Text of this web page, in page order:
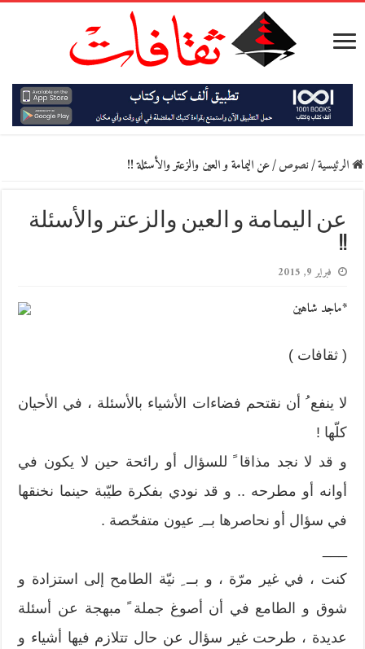
الرئيسية/نصوص/عن اليمامة و العين والزعتر والأسئلة !!
عن اليمامة و العين والزعتر والأسئلة
!!
فبراير 9, 2015
*ماجد شاهين
( ثقافات )
لا ينفع ُ أن نقتحم فضاءات الأشياء بالأسئلة ، في الأحيان
كلّها !
و قد لا نجد مذاقا ً للسؤال أو رائحة حين لا يكون في
أوانه أو مطرحه .. و قد نودي بفكرة طيّبة حينما نخنقها
في سؤال أو نحاصرها بــ ِ عيون متفحّصة .
كنت ، في غير مرّة ، و بــ ِ نيّة الطامح إلى استزادة و
شوق و الطامع في أن أصوغ جملة ً مبهجة عن أسئلة
عديدة ، طرحت غير سؤال عن حال تتلازم فيها أشياء و